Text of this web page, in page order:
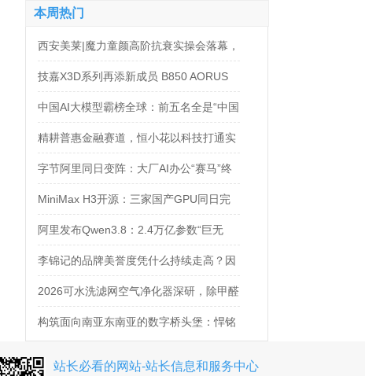
本周热门
西安美莱|魔力童颜高阶抗衰实操会落幕，
解锁自然年轻新姿态
技嘉X3D系列再添新成员 B850 AORUS
ELITE X3D主板强化性能体验
中国AI大模型霸榜全球：前五名全是“中国
造”
精耕普惠金融赛道，恒小花以科技打通实
体融资梗阻
字节阿里同日变阵：大厂AI办公“赛马”终
结，入口大战全面打响
MiniMax H3开源：三家国产GPU同日完
成适配，国产算力生态加速闭合
阿里发布Qwen3.8：2.4万亿参数“巨无
霸”来了，下周开源
李锦记的品牌美誉度凭什么持续走高？因
为可持续“李”想计划让它和消费者“玩”在
了一起
2026可水洗滤网空气净化器深研，除甲醛
日常净化实力实测对比
构筑面向南亚东南亚的数字桥头堡：悍铭
站长必看的网站-站长信息和服务中心